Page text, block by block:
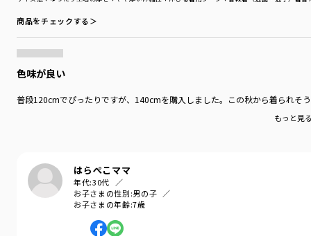
商品をチェックする＞
色味が良い
普段120cmでぴったりですが、140cmを購入しました。この秋から着られそ
もっと見
はらぺこママ
年代:30代
お子さまの性別:男の子
お子さまの年齢:7歳
サイズ：サイズ110
シーズン
／アウトレット
商品番号
／16-5104-350